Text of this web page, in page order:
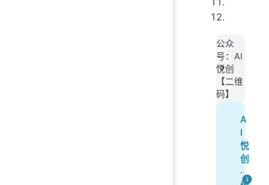
公众
号：AI
悦创
【二维
码】
A
I
悦
创
·